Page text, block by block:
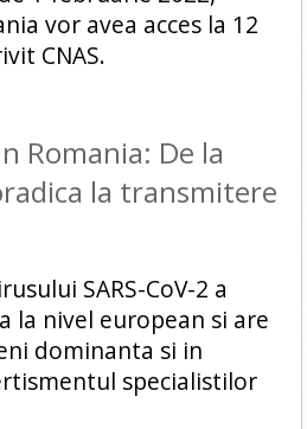
vor avea acces la 12
CNAS.
Romania: De la
la transmitere
SARS-CoV-2 a
la nivel european si are
dominanta si in
specialistilor